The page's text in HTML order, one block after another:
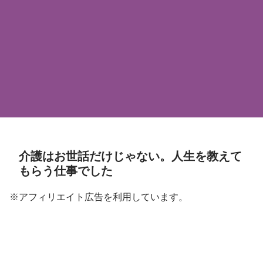
介護はお世話だけじゃない。人生を教えて
もらう仕事でした
※アフィリエイト広告を利用しています。